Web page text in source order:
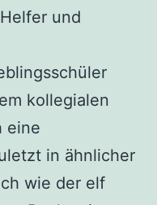
und
kollegialen
eine
in ähnlicher
wie der elf